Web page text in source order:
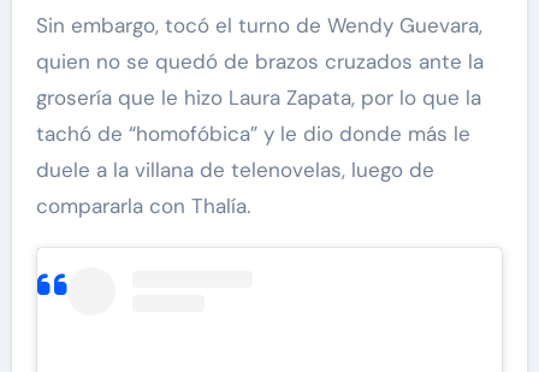
Sin embargo, tocó el turno de Wendy Guevara,
quien no se quedó de brazos cruzados ante la
grosería que le hizo Laura Zapata, por lo que la
tachó de “homofóbica” y le dio donde más le
duele a la villana de telenovelas, luego de
compararla con Thalía.